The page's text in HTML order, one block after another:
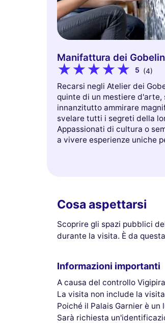
Manifattura dei
5 (4)
Recarsi negli Atelier dei
quinte di un mestiere d'arte,
innanzitutto ammirare
svelare tutti i segreti della
Appassionati di cultura o
a vivere esperienze uniche
Cosa aspettarsi
Scoprire gli spazi pubblici
durante la visita. È da
Informazioni importanti
A causa del controllo
La visita non include la
Poiché il Palais Garnier è
Sarà richiesta